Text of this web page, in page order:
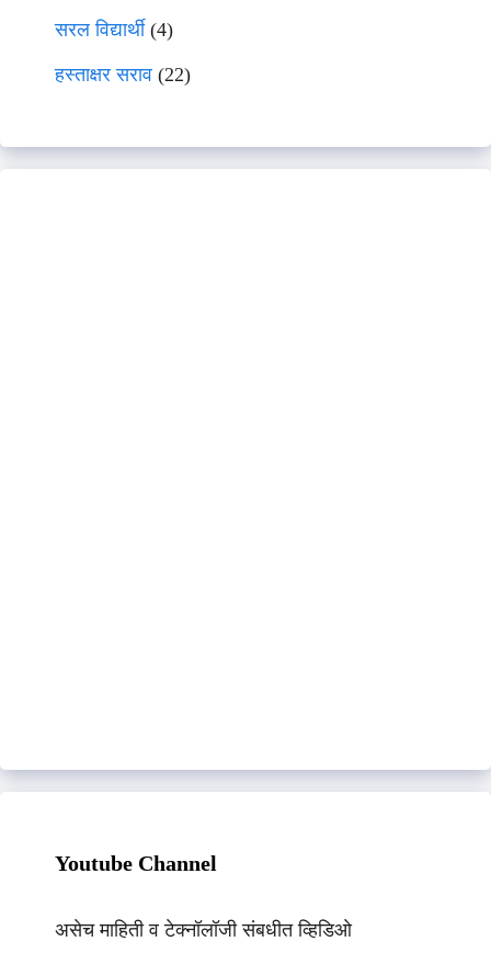
सरल विद्यार्थी(4)
हस्ताक्षर सराव (22)
Youtube Channel
असेच माहिती व टेक्नॉलॉजी संबधीत व्हिडिओ